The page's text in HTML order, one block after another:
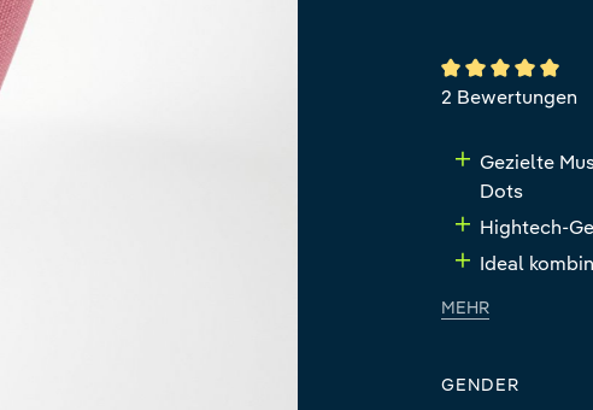
2 Bewertungen
Gezielte
Dots
Hightech-
Ideal
MEHR
GENDER